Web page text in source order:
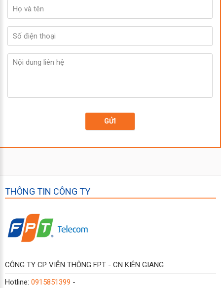
GỬI
THÔNG TIN CÔNG TY
CÔNG TY CP VIỄN THÔNG FPT - CN KIÊN GIANG
Hotline: 0915851399 -